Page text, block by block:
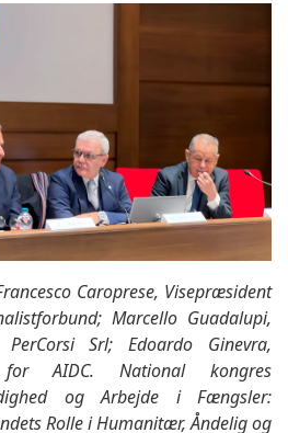
Caroprese, Visepræsident
Marcello Guadalupi,
Srl; Edoardo Ginevra,
AIDC. National kongres
og Arbejde i Fængsler:
Rolle i Humanitær, Åndelig og